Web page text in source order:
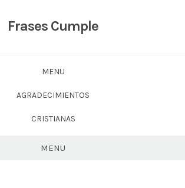
Frases Cumple
MENU
AGRADECIMIENTOS
CRISTIANAS
MENU